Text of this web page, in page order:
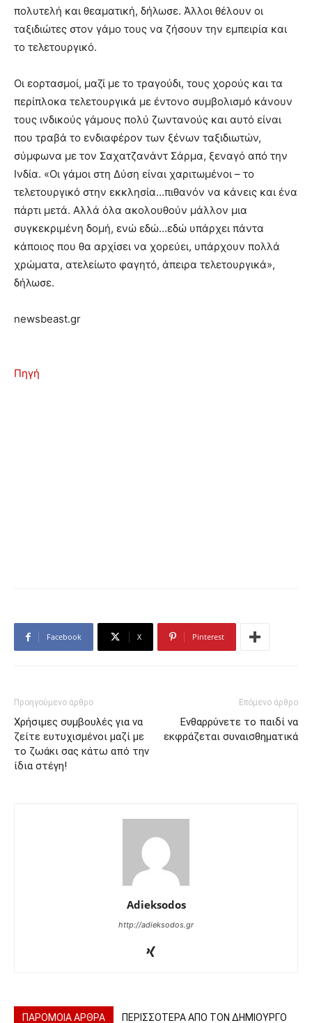
πολυτελή και θεαματική, δήλωσε. Άλλοι θέλουν οι
ταξιδιώτες στον γάμο τους να ζήσουν την εμπειρία και
το τελετουργικό.
Οι εορτασμοί, μαζί με το τραγούδι, τους χορούς και τα
περίπλοκα τελετουργικά με έντονο συμβολισμό κάνουν
τους ινδικούς γάμους πολύ ζωντανούς και αυτό είναι
που τραβά το ενδιαφέρον των ξένων ταξιδιωτών,
σύμφωνα με τον Σαχατζανάντ Σάρμα, ξεναγό από την
Ινδία. «Οι γάμοι στη Δύση είναι χαριτωμένοι – το
τελετουργικό στην εκκλησία…πιθανόν να κάνεις και ένα
πάρτι μετά. Αλλά όλα ακολουθούν μάλλον μια
συγκεκριμένη δομή, ενώ εδώ…εδώ υπάρχει πάντα
κάποιος που θα αρχίσει να χορεύει, υπάρχουν πολλά
χρώματα, ατελείωτο φαγητό, άπειρα τελετουργικά»,
δήλωσε.
newsbeast.gr
Πηγή
Facebook X Pinterest
Προηγούμενο άρθρο
Χρήσιμες συμβουλές για να
ζείτε ευτυχισμένοι μαζί με
το ζωάκι σας κάτω από την
ίδια στέγη!
Επόμενο άρθρο
Ενθαρρύνετε το παιδί να
εκφράζεται συναισθηματικά
Adieksodos
http://adieksodos.gr
ΠΑΡΟΜΟΙΑ ΑΡΘΡΑ ΠΕΡΙΣΣΟΤΕΡΑ ΑΠΟ ΤΟΝ ΔΗΜΙΟΥΡΓΟ